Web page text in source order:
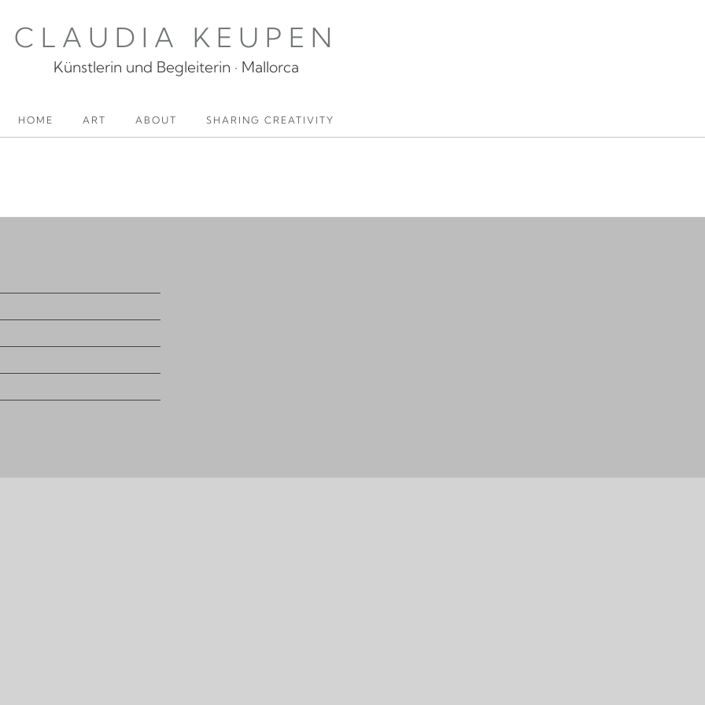
CLAUDIA KEUPEN
Künstlerin und Begleiterin · Mallorca
HOME ART ABOUT SHARING CREATIVITY